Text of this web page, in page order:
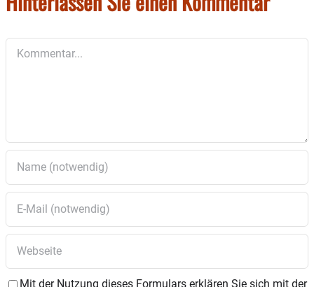
Gepäck hat die Band außerdem ihre neue CD.
Mit der Nutzung dieses Formulars erklären Sie sich mit der